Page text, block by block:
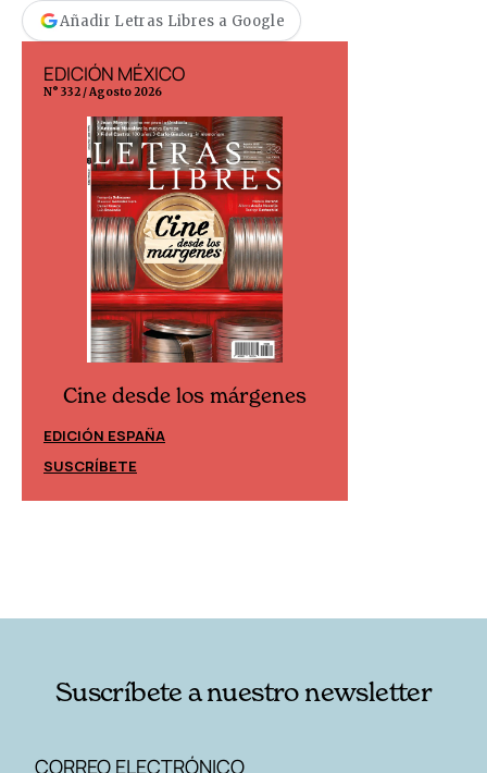
Añadir Letras Libres a Google
EDICIÓN MÉXICO
N° 332 / Agosto 2026
Cine desde los márgenes
EDICIÓN ESPAÑA
SUSCRÍBETE
Suscríbete a nuestro newsletter